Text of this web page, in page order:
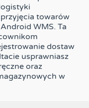
towarów
WMS. Ta
dostaw
usprawniasz
oraz
w